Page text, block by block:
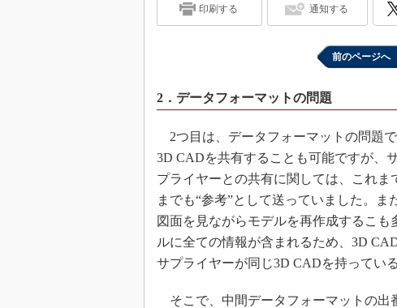
印刷する 通知する
前のページへ
2．データフォーマットの問題
2つ目は、データフォーマットの問題
3D CADを共有することも可能ですが、
プライヤーとの共有に関しては、これま
までも“参考”として送っていました。
図面を見ながらモデルを再作成するこ
ルに全ての情報が含まれるため、3D
サプライヤーが同じ3D CADを持ってい
そこで、中間データフォーマットの出